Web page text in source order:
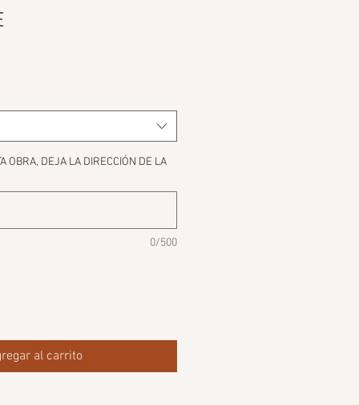
OBRA, DEJA LA DIRECCIÓN DE LA
0/500
al carrito